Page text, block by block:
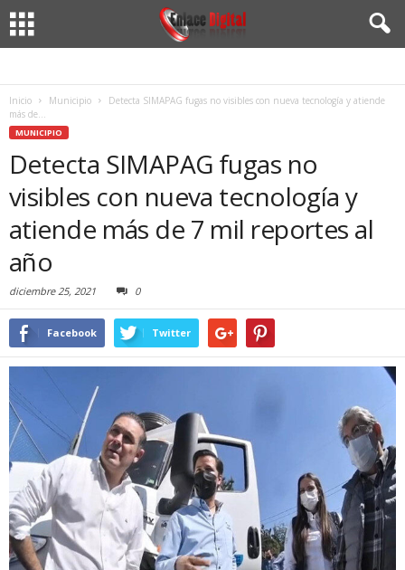
Inicio Municipio
Detecta SIMAPAG fugas no visibles con nueva tecnología y atiende
más de...
MUNICIPIO
Detecta SIMAPAG fugas no
visibles con nueva tecnología y
atiende más de 7 mil reportes al
año
diciembre 25, 2021 0
Facebook Twitter